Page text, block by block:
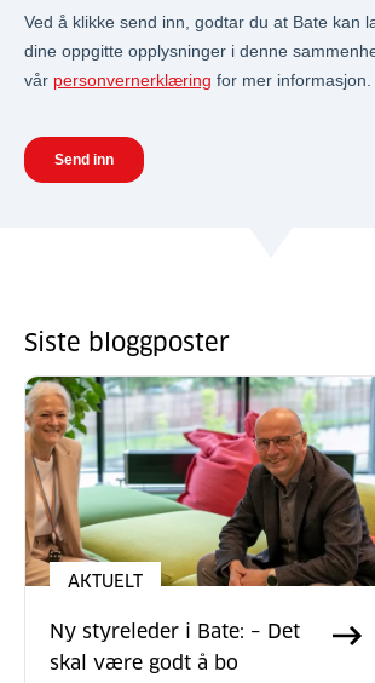
Siste bloggposter
AKTUELT
Ny styreleder i Bate: – Det
skal være godt å bo